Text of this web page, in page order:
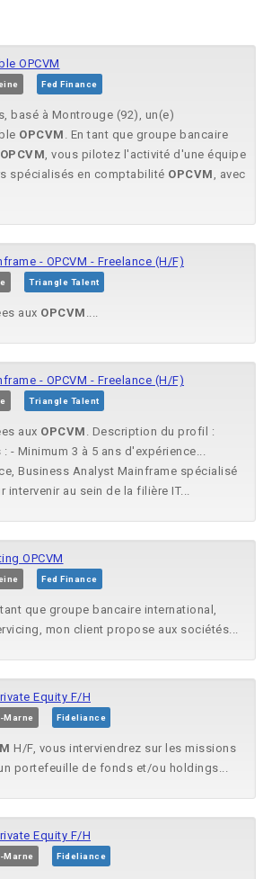
OPCVM
Fed Finance
basé à Montrouge (92), un(e)
OPCVM . En tant que groupe bancaire
OPCVM, vous pilotez l'activité d'une équipe
spécialisés en comptabilité OPCVM, avec
- OPCVM - Freelance (H/F)
Triangle Talent
aux OPCVM ....
- OPCVM - Freelance (H/F)
Triangle Talent
aux OPCVM . Description du profil :
- Minimum 3 à 5 ans d'expérience...
Business Analyst Mainframe spécialisé
intervenir au sein de la filière IT...
OPCVM
Fed Finance
tant que groupe bancaire international,
mon client propose aux sociétés...
Equity F/H
Marne Fideliance
H/F, vous interviendrez sur les missions
portefeuille de fonds et/ou holdings...
Equity F/H
Marne Fideliance